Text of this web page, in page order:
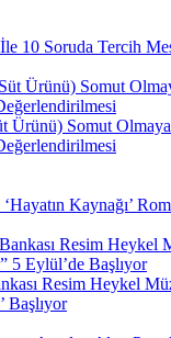
10 Soruda Tercih
Ürünü) Somut
Kaynağı’
Resim Heykel
Başlıyor